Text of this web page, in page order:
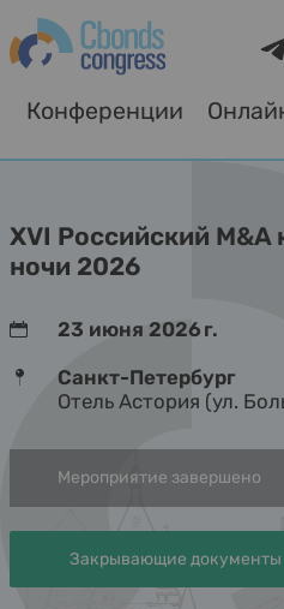
Конференции
XVI Российский M&A
ночи 2026
23 июня 2026 г.
Санкт-Петербург
Отель Астория (ул.
Мероприятие завершено
Закрывающие документы